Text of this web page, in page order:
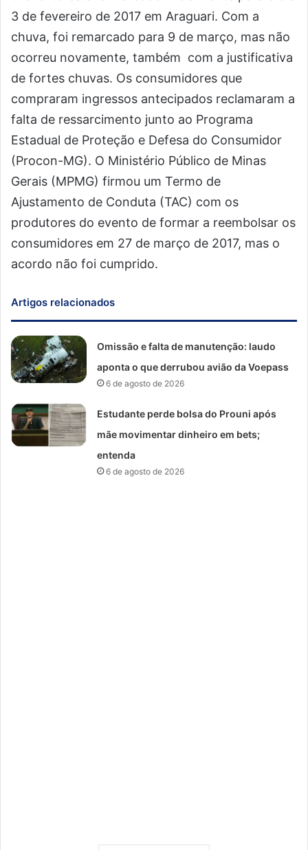
3 de fevereiro de 2017 em Araguari. Com a
chuva, foi remarcado para 9 de março, mas não
ocorreu novamente, também com a justificativa
de fortes chuvas. Os consumidores que
compraram ingressos antecipados reclamaram a
falta de ressarcimento junto ao Programa
Estadual de Proteção e Defesa do Consumidor
(Procon-MG). O Ministério Público de Minas
Gerais (MPMG) firmou um Termo de
Ajustamento de Conduta (TAC) com os
produtores do evento de formar a reembolsar os
consumidores em 27 de março de 2017, mas o
acordo não foi cumprido.
Artigos relacionados
Omissão e falta de manutenção: laudo
aponta o que derrubou avião da Voepass
6 de agosto de 2026
Estudante perde bolsa do Prouni após
mãe movimentar dinheiro em bets;
entenda
6 de agosto de 2026